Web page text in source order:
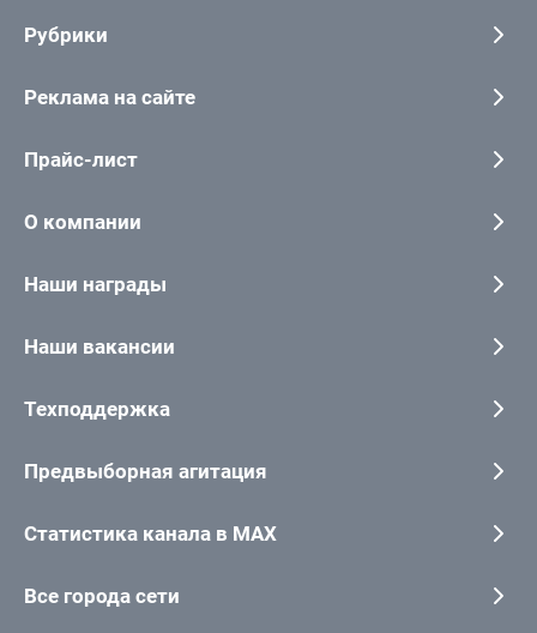
Рубрики
Реклама на сайте
Прайс-лист
О компании
Наши награды
Наши вакансии
Техподдержка
Предвыборная агитация
Статистика канала в MAX
Все города сети